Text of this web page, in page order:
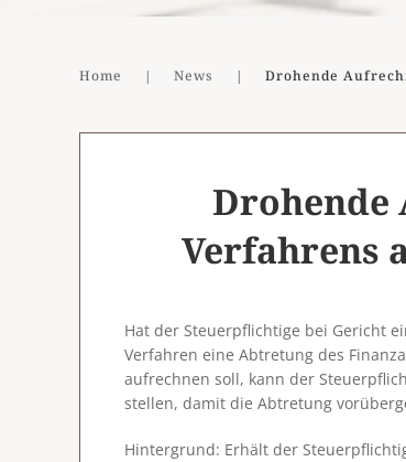
Home News Drohende
Drohende
Verfahrens
Hat der Steuerpflichtige bei Gericht
Verfahren eine Abtretung des
aufrechnen soll, kann der
stellen, damit die Abtretung
Hintergrund: Erhält der